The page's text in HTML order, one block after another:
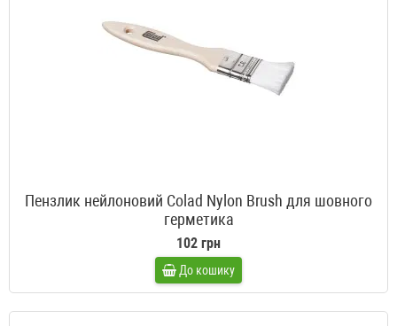
Пензлик нейлоновий Colad Nylon Brush для шовного
герметика
102 грн
До кошику